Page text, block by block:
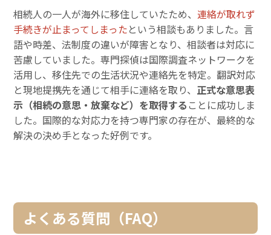
相続人の一人が海外に移住していたため、連絡が取れず
手続きが止まってしまったという相談もありました。言
語や時差、法制度の違いが障害となり、相談者は対応に
苦慮していました。専門探偵は国際調査ネットワークを
活用し、移住先での生活状況や連絡先を特定。翻訳対応
と現地提携先を通じて相手に連絡を取り、 正式な意思表
示（相続の意思・放棄など）を取得する ことに成功しま
した。国際的な対応力を持つ専門家の存在が、最終的な
解決の決め手となった好例です。
よくある質問（FAQ）